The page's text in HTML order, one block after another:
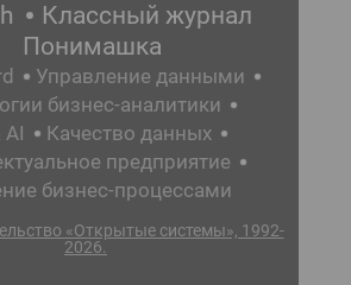
Классный журнал
Понимашка
Управление данными
бизнес-аналитики
AI
Качество данных
предприятие
бизнес-процессами
«Открытые системы», 1992-
2026.